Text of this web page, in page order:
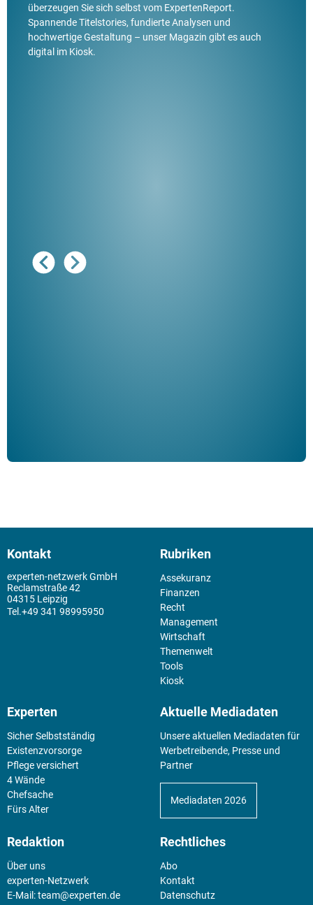
überzeugen Sie sich selbst vom ExpertenReport.
Spannende Titelstories, fundierte Analysen und
hochwertige Gestaltung – unser Magazin gibt es auch
digital im Kiosk.
Kontakt
experten-netzwerk GmbH
Reclamstraße 42
04315 Leipzig
+49 341 98995950
Rubriken
Assekuranz
Finanzen
Recht
Management
Wirtschaft
Themenwelt
Tools
Kiosk
Experten
Sicher Selbstständig
Existenz­vorsorge
Pflege versichert
4 Wände
Chefsache
Fürs Alter
Aktuelle Mediadaten
Unsere aktuellen Mediadaten für
Werbetreibende, Presse und
Partner
Mediadaten 2026
Redaktion
Über uns
experten-Netzwerk
E-Mail:team@experten.de
Rechtliches
Abo
Kontakt
Datenschutz